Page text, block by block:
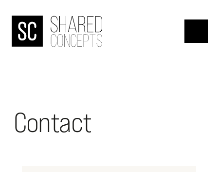
HOME
OVER
BANJAARD
Contact